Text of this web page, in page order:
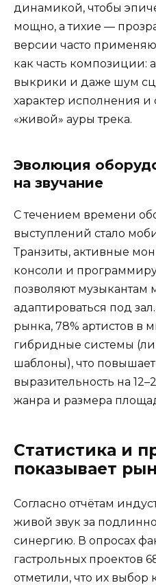
динамикой, чтобы
мощно, а тихие —
версии часто
как часть композиции:
выкрики и даже шум
характер исполнения и
«живой» ауры трека.
Эволюция
на звучание
С течением времени
выступлений стало
Транзиты, активные
консоли и
позволяют музыкантам
адаптироваться под
рынка, 78% артистов в
гибридные системы
шаблоны), что
выразительность на
жанра и размера
Статистика и
показывает
Согласно отчётам
живой звук за
синергию. В опросах
гастрольных проектов
отметили, что их выбор